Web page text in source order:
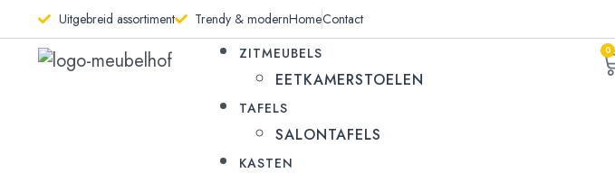
Uitgebreid assortiment Trendy & modernHomeContact
ZITMEUBELS
EETKAMERSTOELEN
TAFELS
SALONTAFELS
KASTEN
0